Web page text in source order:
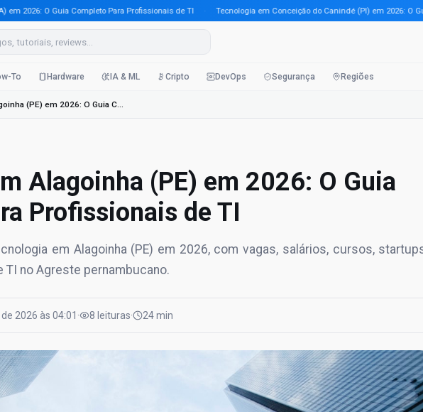
2026: O Guia Completo Para Profissionais de TI · Tecnologia em Conceição do Canindé (PI) em 2026: O Guia
To Hardware IA & ML Cripto DevOps Segurança Regiões
Tecnologia em Alagoinha (PE) em 2026: O Guia Completo Para Profissionais de TI
Alagoinha (PE) em 2026: O Guia
Profissionais de TI
em Alagoinha (PE) em 2026, com vagas, salários, cursos,
no Agreste pernambucano.
2026 às 04:01 · 8 leituras· 24 min